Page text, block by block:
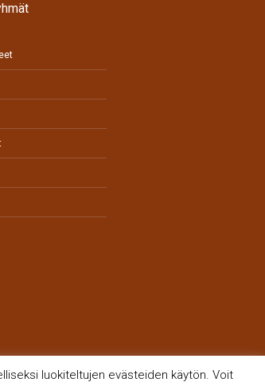
luokiteltujen evästeiden käytön. Voit